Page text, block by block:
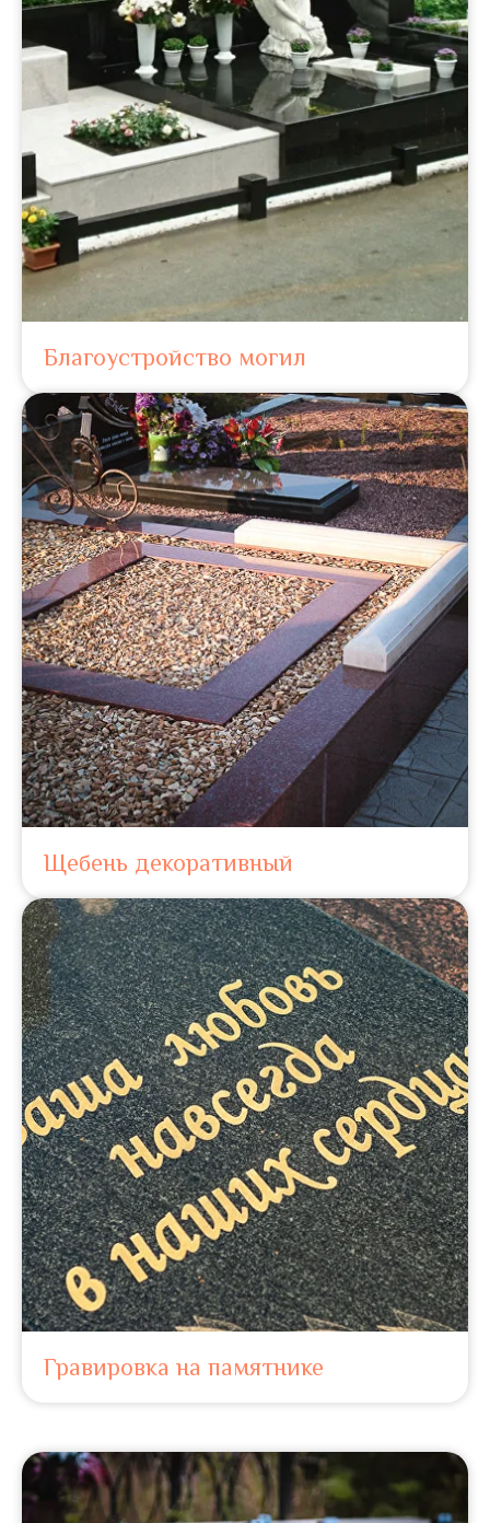
Благоустройство могил
Щебень декоративный
Гравировка на памятнике